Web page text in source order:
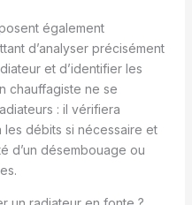
également
d’analyser précisément
et d’identifier les
chauffagiste ne se
: il vérifiera
les débits si nécessaire et
d’un désembouage ou